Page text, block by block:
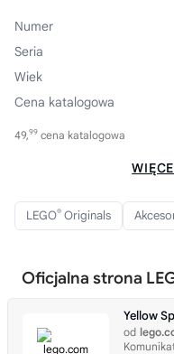
Numer
Seria
Wiek
Cena katalogowa
49,99 cena katalogowa
LEGO® Originals
Oficjalna strona
od